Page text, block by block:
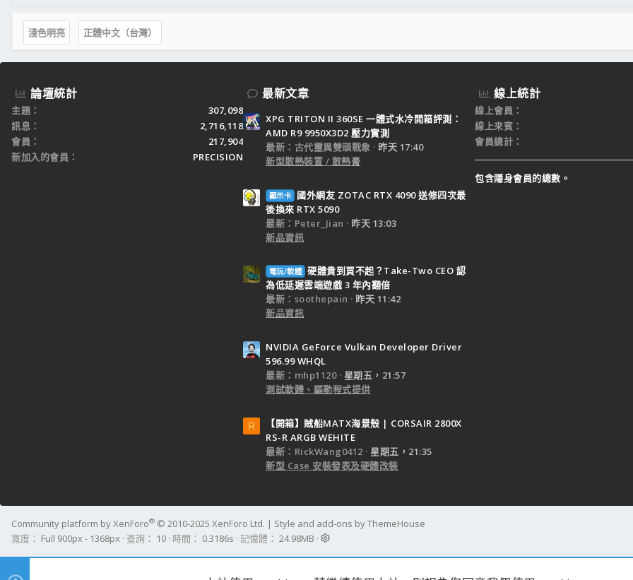
NEX-125 折翼戰隼
O’star 2.5W50 全酯
GY6:9G+10G GY6 1200轉大彈簧
離合器大組(硬皮)+細畫線碗公
淺色明亮 正體中文（台灣）
論壇統計
主題
307,098
訊息
2,716,118
會員
217,904
新加入的會員
PRECISION
最新文章
XPG TRITON II 360SE 一體式水冷開箱評測：
AMD R9 9950X3D2 壓力實測
最新：古代靈異雙頭戰象
昨天 17:40
新型散熱裝置 / 散熱膏
顯示卡
國外網友 ZOTAC RTX 4090 送修四次最
後換來 RTX 5090
最新：Peter_Jian
昨天 13:03
新品資訊
電玩/軟體 硬體貴到買不起？Take-Two CEO 認
為低延遲雲端遊戲 3 年內翻倍
最新：soothepain
昨天 11:42
新品資訊
NVIDIA GeForce Vulkan Developer Driver
596.99 WHQL
最新：mhp1120
星期五，21:57
測試軟體、驅動程式提供
R
【開箱】賊船MATX海景殼 | CORSAIR 2800X
RS-R ARGB WEHITE
最新：RickWang0412
星期五，21:35
新型 Case 安裝發表及硬體改裝
線上統計
線上會員
線上來賓
會員總計
包含隱身會員的總數。
Community platform by XenForo® © 2010-2025 XenForo Ltd. | Style and add-ons by ThemeHouse
寬度
查詢 10 時間 0.3186s 記憶體 24.98MB